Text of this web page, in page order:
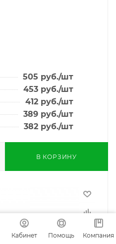
505 руб./шт
453 руб./шт
412 руб./шт
389 руб./шт
382 руб./шт
В КОРЗИНУ
Кабинет Помощь Компания